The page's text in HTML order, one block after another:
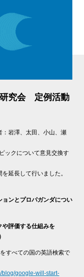
究会 定例活動
岩澤、太田、小山、瀬
ックについて意見交換す
延長して行いました。
ョンとプロパガンダについ
や評価する仕組みを
すべての国の英語検索で
blog/google-will-start-